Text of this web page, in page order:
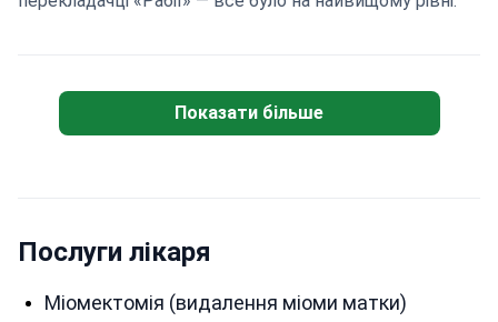
Показати більше
Послуги лікаря
Міомектомія (видалення міоми матки)